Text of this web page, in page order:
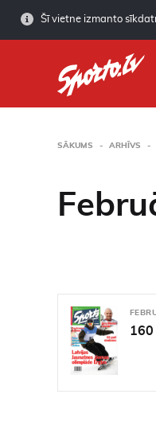
Šī vietne izmanto
SĀKUMS ARHĪVS
160